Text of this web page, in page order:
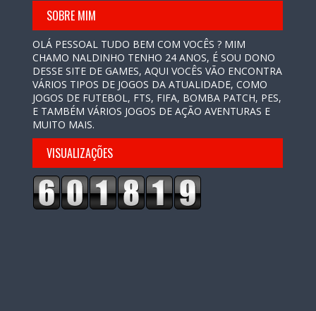
SOBRE MIM
OLÁ PESSOAL TUDO BEM COM VOCÊS ? MIM
CHAMO NALDINHO TENHO 24 ANOS, É SOU DONO
DESSE SITE DE GAMES, AQUI VOCÊS VÃO ENCONTRA
VÁRIOS TIPOS DE JOGOS DA ATUALIDADE, COMO
JOGOS DE FUTEBOL, FTS, FIFA, BOMBA PATCH, PES,
E TAMBÉM VÁRIOS JOGOS DE AÇÃO AVENTURAS E
MUITO MAIS.
VISUALIZAÇÕES